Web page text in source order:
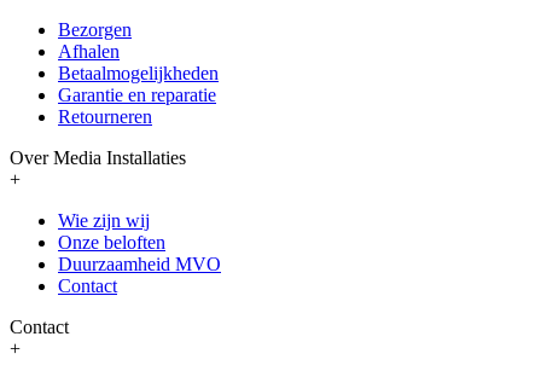
Bezorgen
Afhalen
Betaalmogelijkheden
Garantie en reparatie
Retourneren
Over Media Installaties
+
Wie zijn wij
Onze beloften
Duurzaamheid MVO
Contact
Contact
+